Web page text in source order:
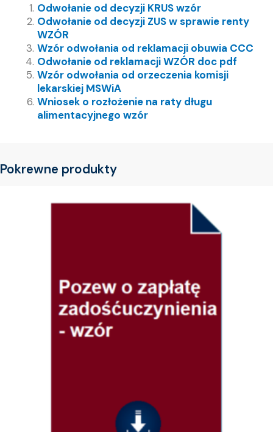
Odwołanie od decyzji KRUS wzór
Odwołanie od decyzji ZUS w sprawie renty
WZÓR
Wzór odwołania od reklamacji obuwia CCC
Odwołanie od reklamacji WZÓR doc pdf
Wzór odwołania od orzeczenia komisji
lekarskiej MSWiA
Wniosek o rozłożenie na raty długu
alimentacyjnego wzór
Pokrewne produkty